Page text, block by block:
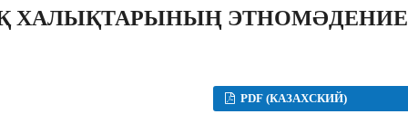
ХАЛЫҚТАРЫНЫҢ
PDF (КАЗАХСКИЙ)